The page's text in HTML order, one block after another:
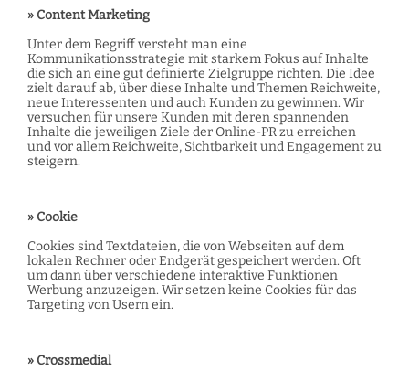
» Content Marketing
Unter dem Begriff versteht man eine
Kommunikationsstrategie mit starkem Fokus auf Inhalte
die sich an eine gut definierte Zielgruppe richten. Die Idee
zielt darauf ab, über diese Inhalte und Themen Reichweite,
neue Interessenten und auch Kunden zu gewinnen. Wir
versuchen für unsere Kunden mit deren spannenden
Inhalte die jeweiligen Ziele der Online-PR zu erreichen
und vor allem Reichweite, Sichtbarkeit und Engagement zu
steigern.
» Cookie
Cookies sind Textdateien, die von Webseiten auf dem
lokalen Rechner oder Endgerät gespeichert werden. Oft
um dann über verschiedene interaktive Funktionen
Werbung anzuzeigen. Wir setzen keine Cookies für das
Targeting von Usern ein.
» Crossmedial